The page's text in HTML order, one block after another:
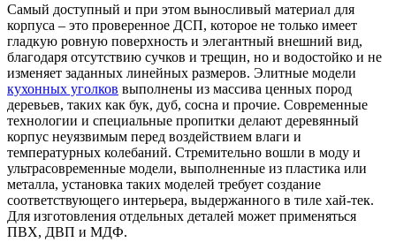
Самый доступный и при этом выносливый материал для
корпуса – это проверенное ДСП, которое не только имеет
гладкую ровную поверхность и элегантный внешний вид,
благодаря отсутствию сучков и трещин, но и водостойко и не
изменяет заданных линейных размеров. Элитные модели
кухонных уголков выполнены из массива ценных пород
деревьев, таких как бук, дуб, сосна и прочие. Современные
технологии и специальные пропитки делают деревянный
корпус неуязвимым перед воздействием влаги и
температурных колебаний. Стремительно вошли в моду и
ультрасовременные модели, выполненные из пластика или
металла, установка таких моделей требует создание
соответствующего интерьера, выдержанного в тиле хай-тек.
Для изготовления отдельных деталей может применяться
ПВХ, ДВП и МДФ.